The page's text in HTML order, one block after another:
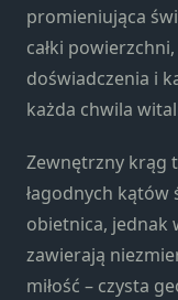
promieniująca
całki
doświadczenia i
każda chwila
Zewnętrzny krąg
łagodnych kątów
obietnica, jednak
zawierają
miłość – czysta